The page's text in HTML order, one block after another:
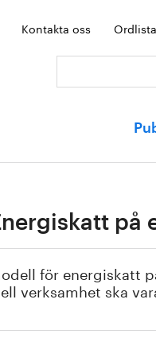
Kontakta oss Ordlista
på
för energiskatt
verksamhet ska